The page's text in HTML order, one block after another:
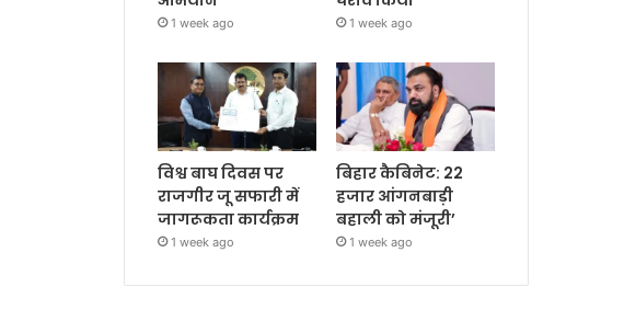
1 week ago 1 week ago
विश्व बाघ दिवस पर
राजगीर जू सफारी में
जागरूकता कार्यक्रम
1 week ago
बिहार कैबिनेट: 22
हजार आंगनबाड़ी
बहाली को मंजूरी’
1 week ago